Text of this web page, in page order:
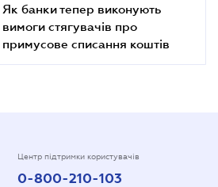
Як банки тепер виконують
вимоги стягувачів про
примусове списання коштів
Центр підтримки користувачів
0-800-210-103